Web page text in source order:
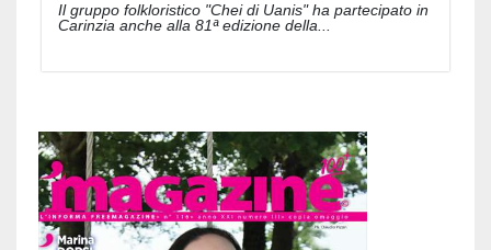
Il gruppo folkloristico "Chei di Uanis" ha partecipato in
Carinzia anche alla 81ª edizione della...